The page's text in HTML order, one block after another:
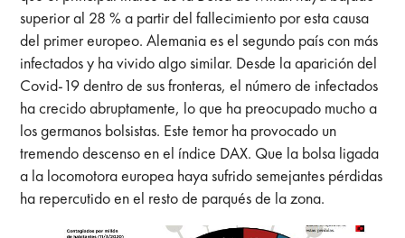
superior al 28 % a partir del fallecimiento por esta causa
del primer europeo. Alemania es el segundo país con más
infectados y ha vivido algo similar. Desde la aparición del
Covid-19 dentro de sus fronteras, el número de infectados
ha crecido abruptamente, lo que ha preocupado mucho a
los germanos bolsistas. Este temor ha provocado un
tremendo descenso en el índice DAX. Que la bolsa ligada
a la locomotora europea haya sufrido semejantes pérdidas
ha repercutido en el resto de parqués de la zona.